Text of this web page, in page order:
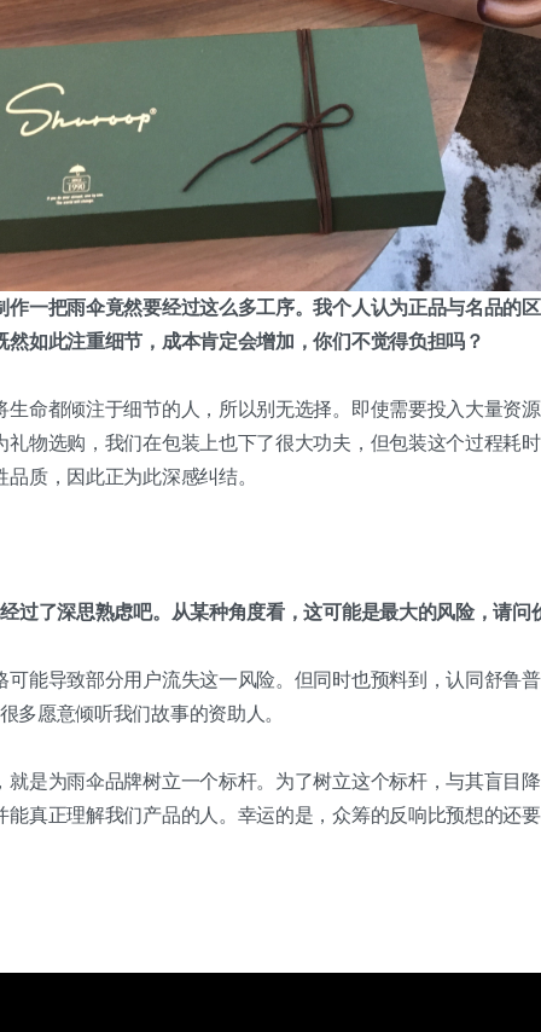
作一把雨伞竟然要经过这么多工序。我个人认为正品与名品的
然如此注重细节，成本肯定会增加，你们不觉得负担吗？
生命都倾注于细节的人，所以别无选择。即使需要投入大量资
礼物选购，我们在包装上也下了很大功夫，但包装这个过程耗
质，因此正为此深感纠结。
过了深思熟虑吧。从某种角度看，这可能是最大的风险，请问
可能导致部分用户流失这一风险。但同时也预料到，认同舒鲁
多愿意倾听我们故事的资助人。
就是为雨伞品牌树立一个标杆。为了树立这个标杆，与其盲目
能真正理解我们产品的人。幸运的是，众筹的反响比预想的还